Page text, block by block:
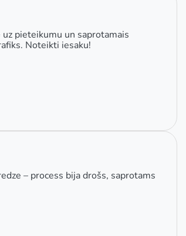
pieteikumu un saprotamais
Noteikti iesaku!
– process bija drošs, saprotams